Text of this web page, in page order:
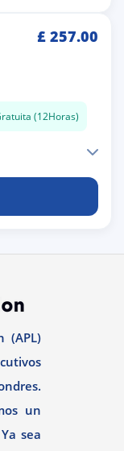
£ 257.00
(12Horas)
(APL)
un
sea